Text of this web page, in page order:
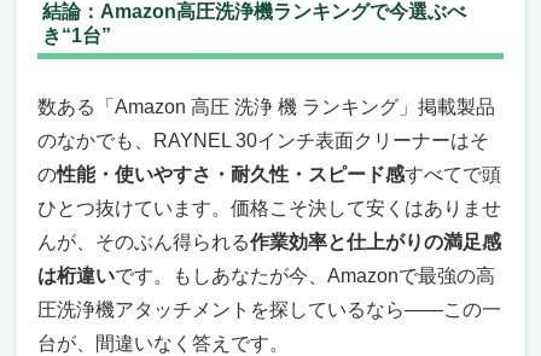
結論：Amazon高圧洗浄機ランキングで今選ぶべ
き“1台”
数ある「Amazon 高圧 洗浄 機 ランキング」掲載製品
のなかでも、RAYNEL 30インチ表面クリーナーはそ
の性能・使いやすさ・耐久性・スピード感すべてで頭
ひとつ抜けています。価格こそ決して安くはありませ
んが、そのぶん得られる作業効率と仕上がりの満足感
は桁違いです。もしあなたが今、Amazonで最強の高
圧洗浄機アタッチメントを探しているなら——この一
台が、間違いなく答えです。